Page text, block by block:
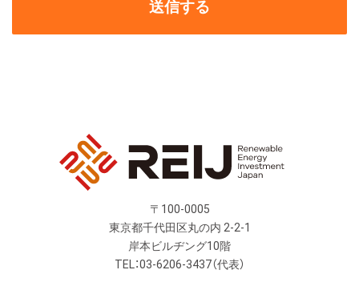
〒100-0005
東京都千代田区丸の内 2-2-1
岸本ビルヂング10階
TEL：03-6206-3437（代表）